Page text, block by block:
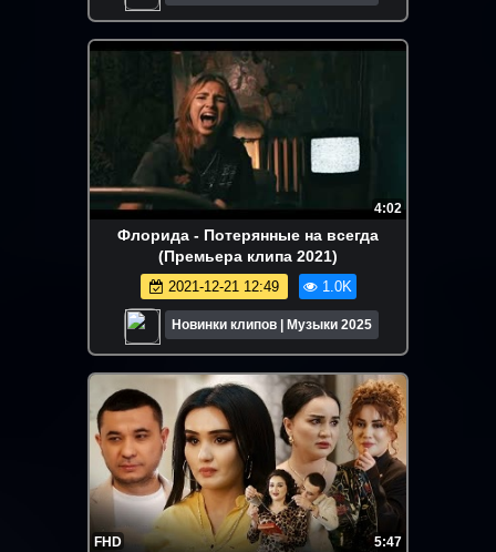
4:02
Флорида - Потерянные на всегда
(Премьера клипа 2021)
2021-12-21 12:49 1.0K
Новинки клипов | Музыки 2025
FHD 5:47